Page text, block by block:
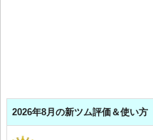
2026年8月の新ツム評価＆使い方